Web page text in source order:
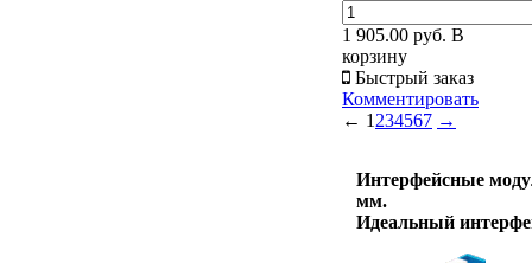
1 905.00 руб. В
корзину
Быстрый заказ
Комментировать
← 1 234567 →
Интерфейсные
мм.
Идеальный